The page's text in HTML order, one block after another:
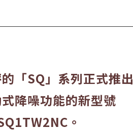
「SQ」系列正式推出
降噪功能的新型號
。